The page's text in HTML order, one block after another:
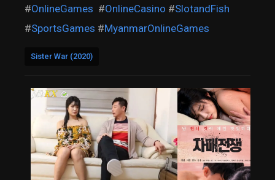
#OnlineGames #OnlineCasino #SlotandFish
#SportsGames #MyanmarOnlineGames
Sister War (2020)